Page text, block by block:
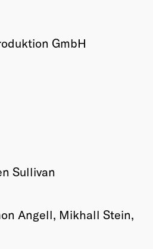
GmbH
Sullivan
Angell, Mikhall Stein,